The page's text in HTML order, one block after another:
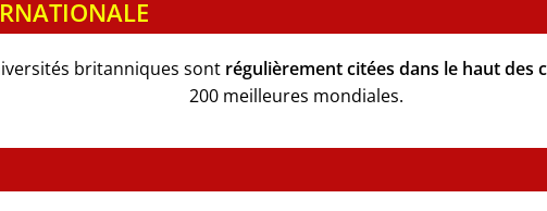
britanniques sont régulièrement citées dans le haut des
200 meilleures mondiales.